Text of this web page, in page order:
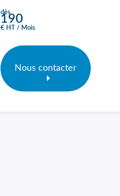
dès
190
€ HT / Mois
Nous contacter